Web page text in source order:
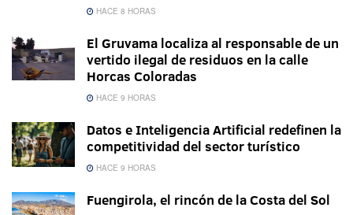
HACE 8 HORAS
El Gruvama localiza al responsable de un
vertido ilegal de residuos en la calle
Horcas Coloradas
HACE 9 HORAS
Datos e Inteligencia Artificial redefinen la
competitividad del sector turístico
HACE 9 HORAS
Fuengirola, el rincón de la Costa del Sol